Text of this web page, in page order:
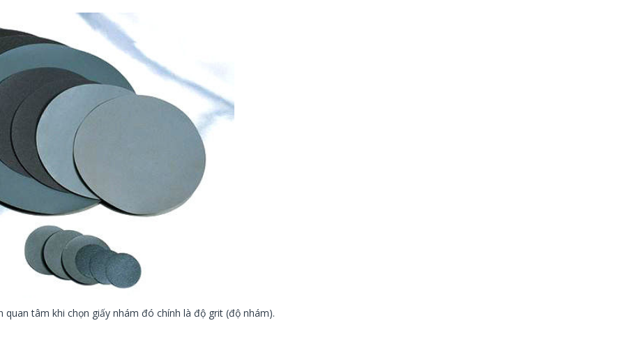
tâm khi chọn giấy nhám đó chính là độ grit (độ nhám).